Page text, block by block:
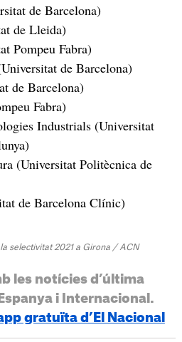
de Barcelona)
de Lleida)
Pompeu Fabra)
de Barcelona)
de Barcelona)
Fabra)
Industrials (Universitat
(Universitat Politècnica de
de Barcelona Clínic)
selectivitat 2021 a Girona / ACN
les notícies d’última
i Internacional.
gratuïta d’El Nacional